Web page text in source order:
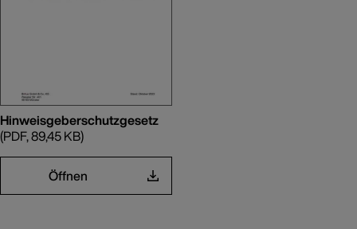
Hinweisgeberschutzgesetz
(PDF, 89,45 KB)
Öffnen